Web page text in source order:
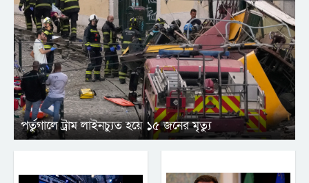
পর্তুগালে ট্রাম লাইনচ্যুত হয়ে ১৫ জনের মৃত্যু